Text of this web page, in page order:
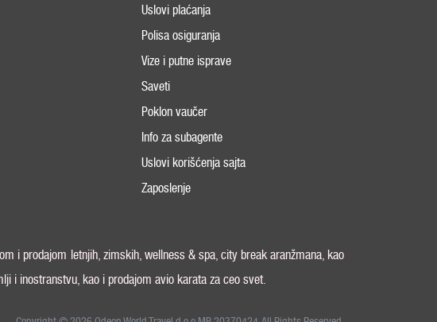
Uslovi plaćanja
Polisa osiguranja
Vize i putne isprave
Saveti
Poklon vaučer
Info za subagente
Uslovi korišćenja sajta
Zaposlenje
i prodajom letnjih, zimskih, wellness & spa, city break aranžmana, kao
i inostranstvu, kao i prodajom avio karata za ceo svet.